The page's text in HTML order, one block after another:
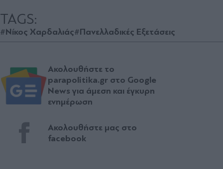
TAGS:
#Νίκος Χαρδαλιάς#Πανελλαδικές Εξετάσεις
Ακολουθήστε το
parapolitika.gr στο Google
News για άμεση και έγκυρη
ενημέρωση
Ακολουθήστε μας στο
facebook